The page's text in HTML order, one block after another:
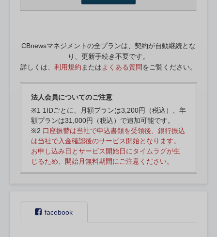
CBnewsマネジメントの全プランは、契約が自動継続とな
り、更新手続き不要です。
詳しくは、 利用規約 またはよくある質問をご覧ください。
法人会員についてのご注意
※1 1IDごとに、月額プランは3,200円（税込）、年
額プランは31,000円（税込）で追加可能です。
※2 口座振替は当社で申込書類を受領後、銀行振込
は当社で入金確認後のサービス開始となります。
お申し込み日とサービス開始日にタイムラグが生
じるため、開始月無料期間にご注意ください。
facebook